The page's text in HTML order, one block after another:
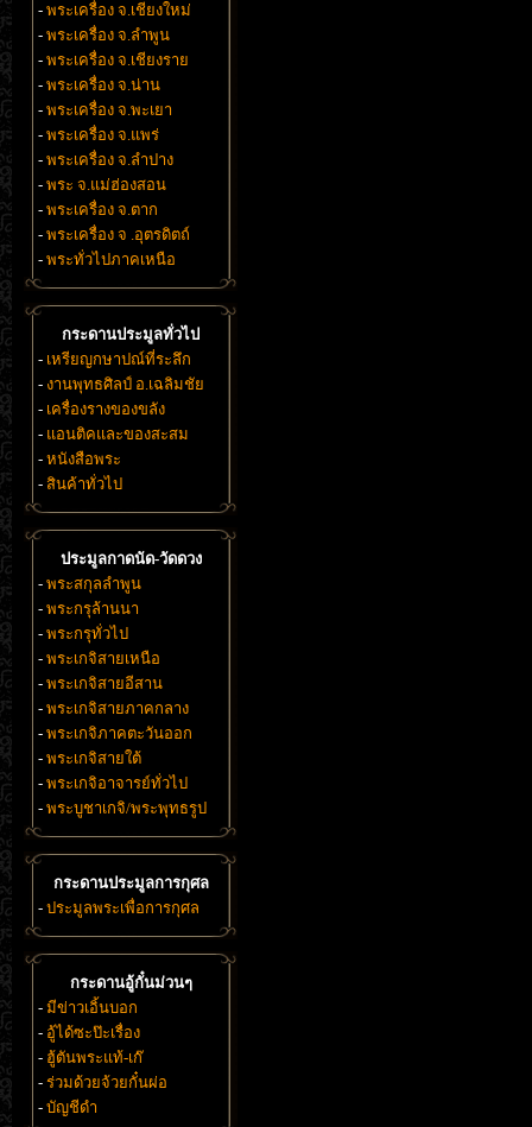
- พระเครื่อง จ.เชียงใหม่
- พระเครื่อง จ.ลำพูน
- พระเครื่อง จ.เชียงราย
- พระเครื่อง จ.น่าน
- พระเครื่อง จ.พะเยา
- พระเครื่อง จ.แพร่
- พระเครื่อง จ.ลำปาง
- พระ จ.แม่ฮ่องสอน
- พระเครื่อง จ.ตาก
- พระเครื่อง จ .อุตรดิตถ์
- พระทั่วไปภาคเหนือ
กระดานประมูลทั่วไป
- เหรียญกษาปณ์ที่ระลึก
- งานพุทธศิลป์ อ.เฉลิมชัย
- เครื่องรางของขลัง
- แอนติคและของสะสม
- หนังสือพระ
- สินค้าทั่วไป
ประมูลกาดนัด-วัดดวง
- พระสกุลลำพูน
- พระกรุล้านนา
- พระกรุทั่วไป
- พระเกจิสายเหนือ
- พระเกจิสายอีสาน
- พระเกจิสายภาคกลาง
- พระเกจิภาคตะวันออก
- พระเกจิสายใต้
- พระเกจิอาจารย์ทั่วไป
- พระบูชาเกจิ/พระพุทธรูป
กระดานประมูลการกุศล
- ประมูลพระเพื่อการกุศล
กระดานอู้กั๋นม่วนๆ
- มีข่าวเอิ้นบอก
- อู้ได้ซะป๊ะเรื่อง
- ฮู้ตันพระแท้-เก๊
- ร่วมด้วยจ้วยกั๋นผ่อ
- บัญชีดำ